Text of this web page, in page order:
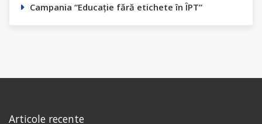
Campania “Educație fără etichete în ÎPT”
Articole recente